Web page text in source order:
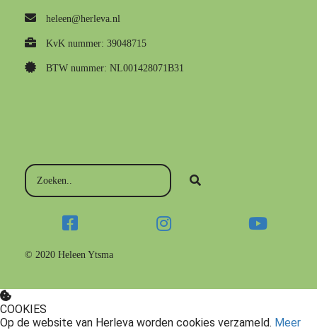
heleen@herleva.nl
KvK nummer: 39048715
BTW nummer: NL001428071B31
© 2020 Heleen Ytsma
COOKIES
Op de website van Herleva worden cookies verzameld. Meer